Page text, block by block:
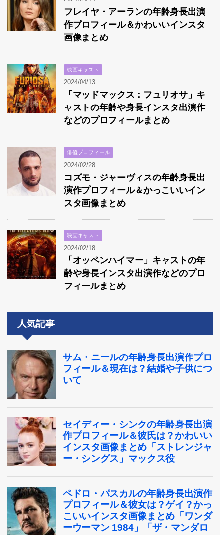
フレイヤ・アーランの年齢身長出演
作プロフィール＆かわいいインスタ
画像まとめ
映画キャスト
2024/04/13
「マッドマックス：フュリオサ」キ
ャストの年齢や身長インスタ出演作
などのプロフィールまとめ
俳優プロフィール
2024/02/28
コズモ・ジャーヴィスの年齢身長出
演作プロフィール＆かっこいいイン
スタ画像まとめ
映画キャスト
2024/02/18
「オッペンハイマー」キャストの年
齢や身長インスタ出演作などのプロ
フィールまとめ
人気記事